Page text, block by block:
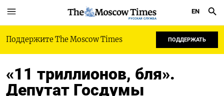
РУССКАЯ СЛУЖБА
EN
Поддержите The Moscow Times ПОДДЕРЖАТЬ
«11 триллионов, бля».
Депутат Госдумы